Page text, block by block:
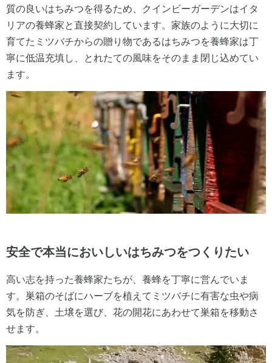
質の良いはちみつを得るため、クインビーガーデンはイタ
リアの養蜂家と直接契約しています。家族のように大切に
育てたミツバチからの贈り物であるはちみつを養蜂家は丁
寧に低温充填し、とれたての風味をそのまま閉じ込めてい
ます。
安全で本当においしいはちみつをつくりたい
高い志を持った養蜂家たちが、養蜂を丁寧に営んでいま
す。巣箱のそばにハーブを植えてミツバチに有害な虫や病
気を防ぎ、土壌を選び、花の開花にあわせて巣箱を移動さ
せます。